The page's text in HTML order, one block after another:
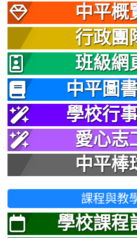
中平概
行政團
班級網
中平圖
學校行
愛心志
中平棒
課程與教
學校課程